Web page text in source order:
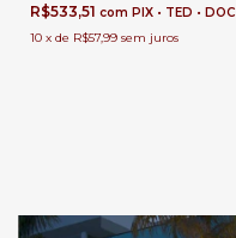
R$533,51 com PIX • TED • DOC
10 x de R$57,99 sem juros